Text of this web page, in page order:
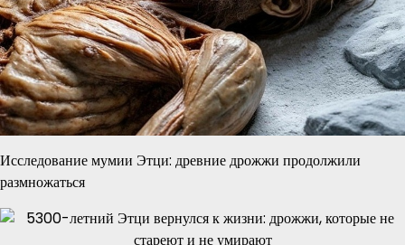
Исследование мумии Этци: древние дрожжи продолжили
размножаться